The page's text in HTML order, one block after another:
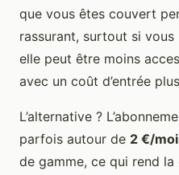
que vous êtes couvert
rassurant, surtout si
elle peut être moins
avec un coût d’entrée
L’alternative ?
parfois autour de 2 €/
de gamme, ce qui rend